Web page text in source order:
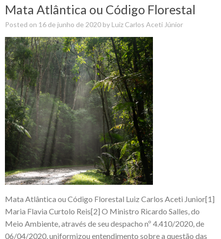
Mata Atlântica ou Código Florestal
Posted on 16 de junho de 2020 by Luiz Carlos Aceti Júnior
Mata Atlântica ou Código Florestal Luiz Carlos Aceti Junior[1]
Maria Flavia Curtolo Reis[2] O Ministro Ricardo Salles, do
Meio Ambiente, através de seu despacho nº 4.410/2020, de
06/04/2020, uniformizou entendimento sobre a questão das